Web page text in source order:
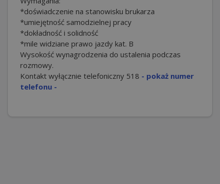
*doświadczenie na stanowisku brukarza
*umiejętność samodzielnej pracy
*dokładność i solidność
*mile widziane prawo jazdy kat. B
Wysokość wynagrodzenia do ustalenia podczas
rozmowy.
Kontakt wyłącznie telefoniczny 518 - pokaż numer
telefonu -